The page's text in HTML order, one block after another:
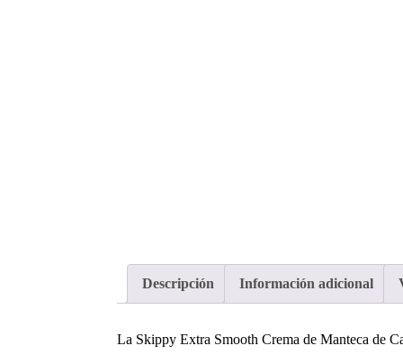
Descripción Información adicional
La Skippy Extra Smooth Crema de Manteca de